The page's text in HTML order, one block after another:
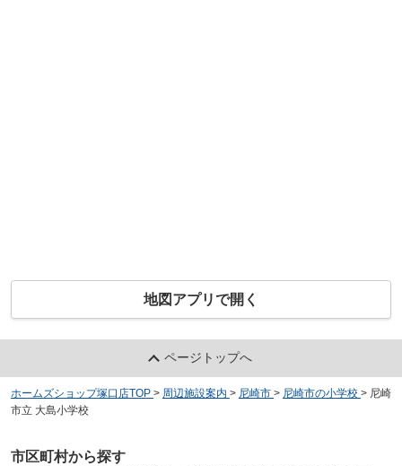
地図アプリで開く
ページトップへ
ホームズショップ塚口店TOP > 周辺施設案内 > 尼崎市 > 尼崎市の小学校 > 尼崎
市立 大島小学校
市区町村から探す